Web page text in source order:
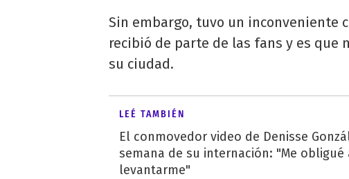
Sin embargo, tuvo un inconveniente
recibió de parte de las fans y es que
su ciudad.
LEÉ TAMBIÉN
El conmovedor video de Denisse
semana de su internación: "Me obligué
levantarme"